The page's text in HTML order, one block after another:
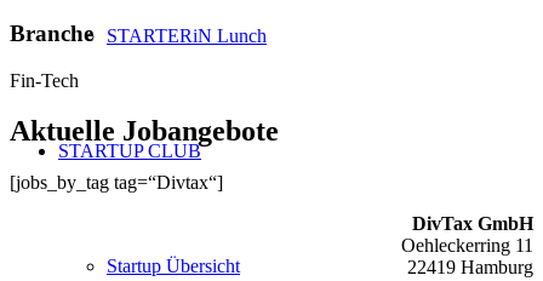
STARTERiN Lunch
STARTUP CLUB
Startup Übersicht
Branche
Fin-Tech
Aktuelle Jobangebote
[jobs_by_tag tag=“Divtax“]
DivTax GmbH
Oehleckerring 11
22419 Hamburg